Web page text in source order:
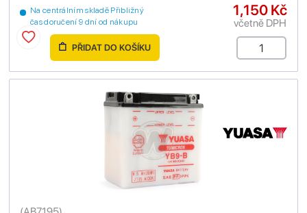
Na centrálním skladě Přibližný
čas doručení 9 dní od nákupu
1,150 Kč
včetně DPH
PŘIDAT DO KOŠÍKU